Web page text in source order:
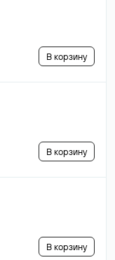
В корзину
В корзину
В корзину